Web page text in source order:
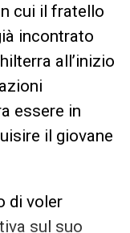
cui il fratello
incontrato
all’inizio
essere in
il giovane
di voler
sul suo